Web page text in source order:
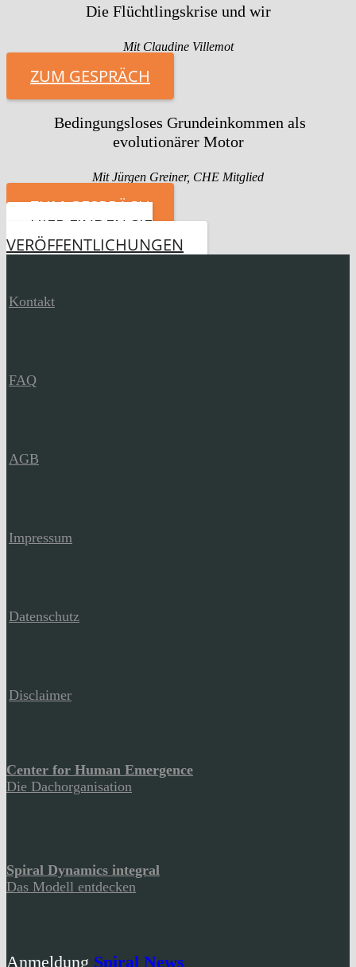
Die Flüchtlingskrise und wir
Mit Claudine Villemot
ZUM GESPRÄCH
Bedingungsloses Grundeinkommen als
evolutionärer Motor
Mit Jürgen Greiner, CHE Mitglied
ZUM GESPRÄCH
HIER FINDEN SIE
VERÖFFENTLICHUNGEN
Kontakt
FAQ
AGB
Impressum
Datenschutz
Disclaimer
Center for Human Emergence
Die Dachorganisation
Spiral Dynamics integral
Das Modell entdecken
Anmeldung Spiral News